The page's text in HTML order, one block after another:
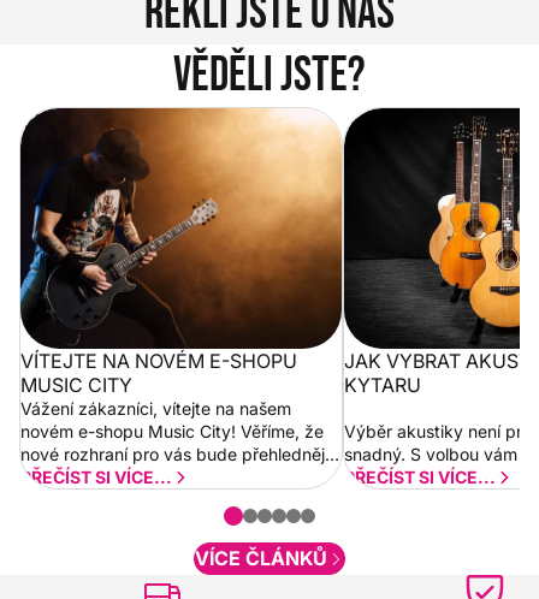
saděHenry’s Barber2915A
velký kartáč,
kuželový
detailní
štěteček a
antistatickou
utěrku z
mikrovlákna. S
jejich pomocí
snadno
odstraníte
prach a špínu i
z těžko
dostupných
Řekli jste o nás
Věděli jste?
Vítejte na novém e-shopu Music
City
VÍTEJTE NA NOVÉM E-SHOPU
MUSIC CITY
Vážení zákazníci, vítejte na našem
novém e-shopu Music City! Věříme, že
nové rozhraní pro vás bude přehlednější
a rychlejší. Postupně budeme přidávat
PŘEČÍST SI VÍCE...
Jak vybrat
JAK VYBRAT
KYTARU
Výběr akustiky není pro
snadný. S volbou vám
PŘEČÍST SI VÍCE...
VÍCE ČLÁNKŮ